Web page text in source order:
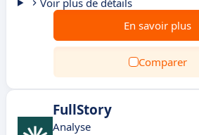
Voir plus de détails
En savoir plus
Comparer
FullStory
Analyse